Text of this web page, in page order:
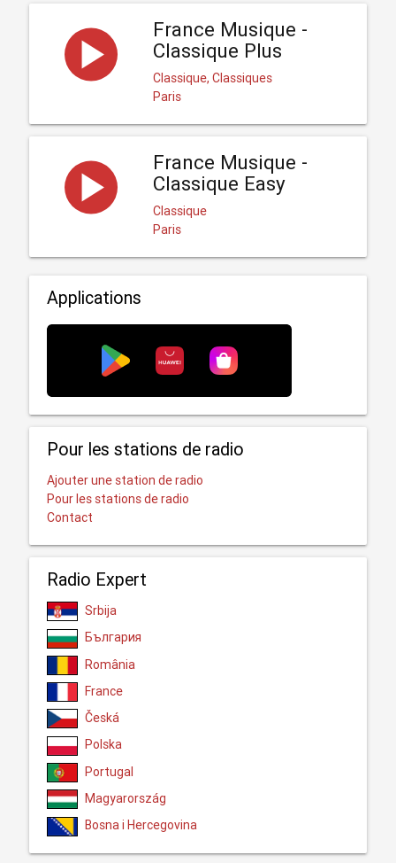
France Musique -
Classique Plus
Classique, Classiques
Paris
France Musique -
Classique Easy
Classique
Paris
Applications
Pour les stations de radio
Ajouter une station de radio
Pour les stations de radio
Contact
Radio Expert
Srbija
България
România
France
Česká
Polska
Portugal
Magyarország
Bosna i Hercegovina